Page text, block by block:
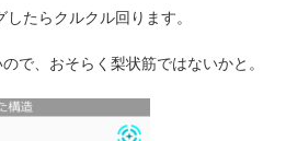
たらクルクル回ります。
で、おそらく梨状筋ではないかと。